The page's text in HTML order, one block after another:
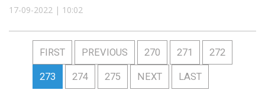
17-09-2022 | 10:02
FIRST PREVIOUS 270 271 272
273 274 275 NEXT LAST